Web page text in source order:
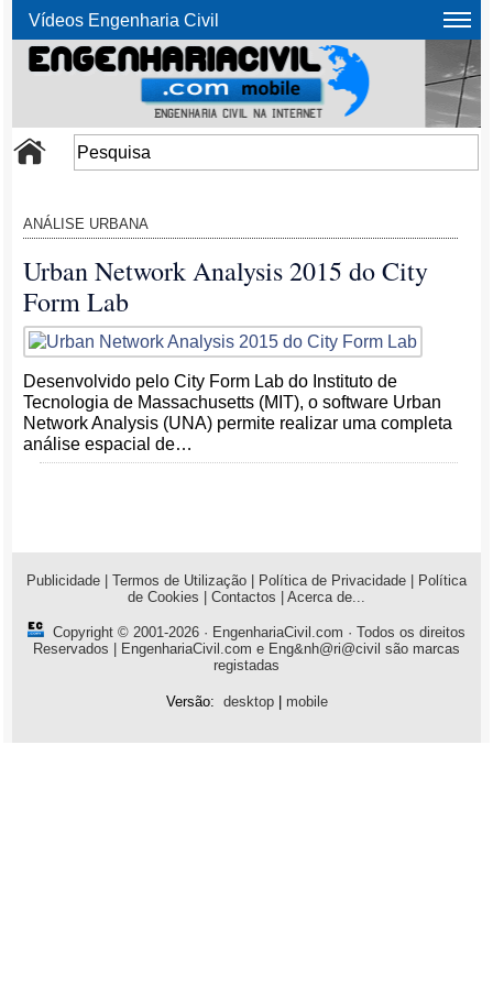
Vídeos Engenharia Civil
ANÁLISE URBANA
Urban Network Analysis 2015 do City
Form Lab
Desenvolvido pelo City Form Lab do Instituto de
Tecnologia de Massachusetts (MIT), o software Urban
Network Analysis (UNA) permite realizar uma completa
análise espacial de…
Publicidade Termos de Utilização Política de Privacidade
Política
de Cookies
Contactos Acerca de...
Copyright © 2001-2026 · EngenhariaCivil.com · Todos os direitos
Reservados | EngenhariaCivil.com e Eng&nh@ri@civil são marcas
registadas
Versão: desktop| mobile